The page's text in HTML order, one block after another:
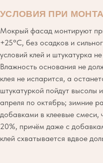
УСЛОВИЯ ПРИ
Мокрый фасад монтируют
+25°C, без осадков и
условий клей и штукатурка
Влажность основания не
клея не испарится, а
штукатуркой пойдут
апреля по октябрь; зимние
добавками в клеевые смеси,
20%, причём даже с
клей схватывается вдвое